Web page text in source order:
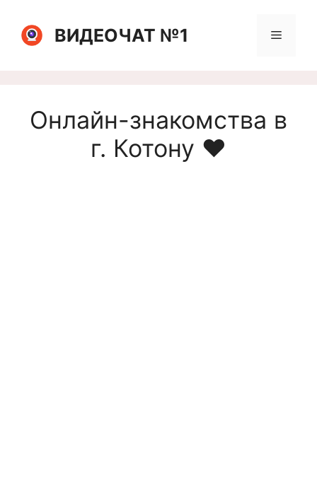
содержимомуВИДЕОЧАТ №1 Меню
Онлайн-знакомства в
г. Котону ❤️